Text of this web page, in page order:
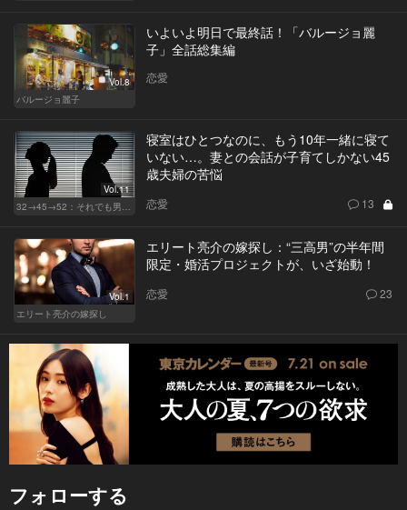
Vol.8
バルージョ麗子
いよいよ明日で最終話！「バルージョ麗
子」全話総集編
恋愛
Vol.11
寝室はひとつなのに、もう10年一緒に寝て
いない…。妻との会話が子育てしかない45
歳夫婦の苦悩
恋愛 13
Vol.1
エリート亮介の嫁探し
エリート亮介の嫁探し：“三高男”の半年間
限定・婚活プロジェクトが、いざ始動！
恋愛 23
フォローする